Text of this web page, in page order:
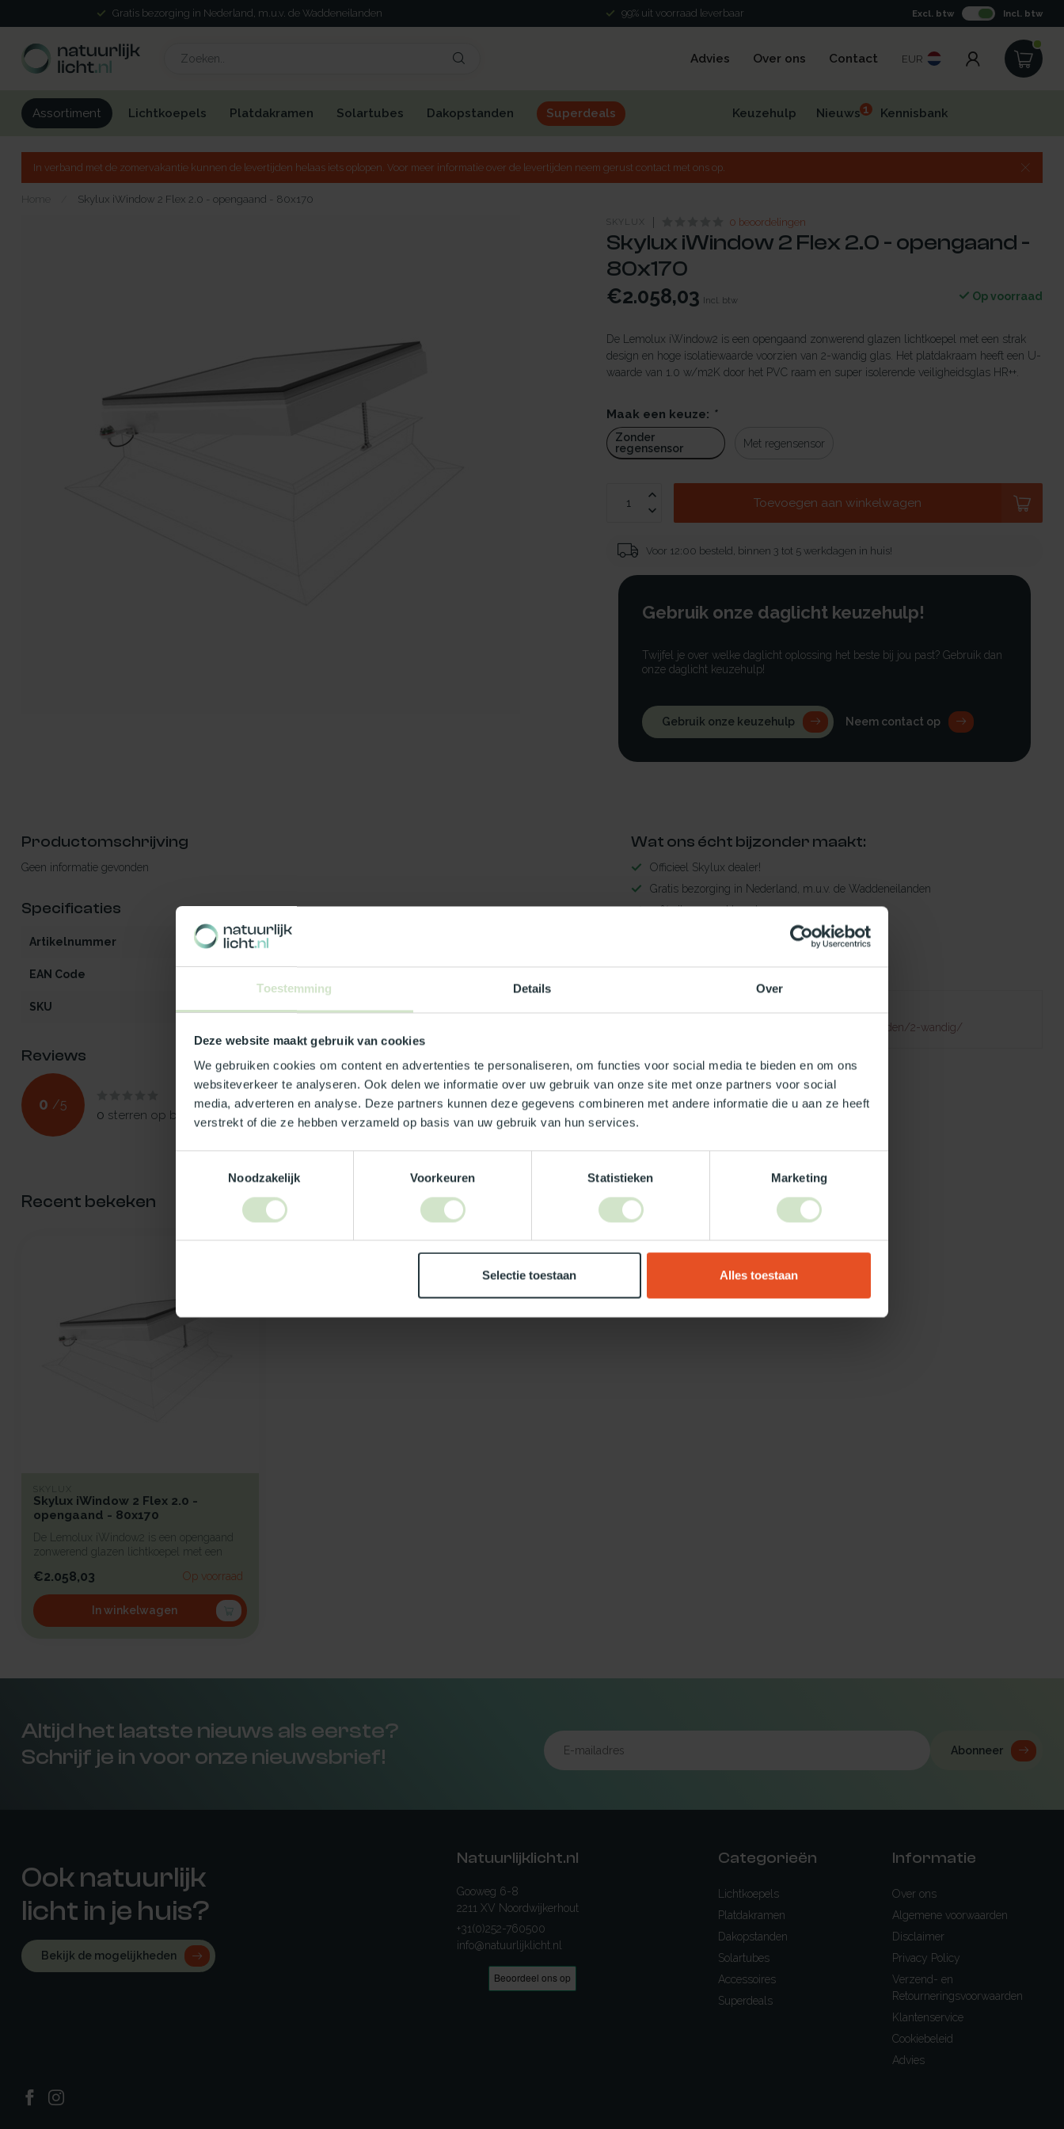
Toestemming Details Over
Deze website maakt gebruik van cookies
We gebruiken cookies om content en advertenties te personaliseren, om functies voor social media te bieden en om ons
websiteverkeer te analyseren. Ook delen we informatie over uw gebruik van onze site met onze partners voor social
media, adverteren en analyse. Deze partners kunnen deze gegevens combineren met andere informatie die u aan ze heeft
verstrekt of die ze hebben verzameld op basis van uw gebruik van hun services.
Noodzakelijk
Voorkeuren Statistieken Marketing
Selectie toestaan Alles toestaan
Gratis bezorging in Nederland, m.u.v. de Waddeneilanden 99% uit voorraad leverbaar Excl. btw Incl. btw
Advies Over ons Contact EUR
Assortiment Lichtkoepels Platdakramen Solartubes Dakopstanden Superdeals Keuzehulp Nieuws1 Kennisbank
In verband met de zomervakantie kunnen de levertijden helaas iets oplopen. Voor meer informatie over de levertijden neem gerust contact met ons op.
Home Skylux iWindow 2 Flex 2.0 - opengaand - 80x170
SKYLUX 0 beoordelingen
Skylux iWindow 2 Flex 2.0 - opengaand -
80x170
€2.058,03 Incl. btw Op voorraad
De Lemolux iWindow2 is een opengaand zonwerend glazen lichtkoepel met een strak
design en hoge isolatiewaarde voorzien van 2-wandig glas. Het platdakraam heeft een U-
waarde van 1.0 w/m2K door het PVC raam en super isolerende veiligheidsglas HR++.
Maak een keuze: *
Zonder
regensensor
Met regensensor
Toevoegen aan winkelwagen
Voor 12:00 besteld, binnen 3 tot 5 werkdagen in huis!
Gebruik onze daglicht keuzehulp!
Twijfel je over welke daglicht oplossing het beste bij jou past? Gebruik dan
onze daglicht keuzehulp!
Gebruik onze keuzehulp Neem contact op
Productomschrijving
Geen informatie gevonden
Specificaties
Artikelnummer
EAN Code
SKU
Reviews
0 /5
0 sterren op basis van beoordelingen
Je beoordeling toevoegen
Wat ons écht bijzonder maakt:
Officieel Skylux dealer!
Gratis bezorging in Nederland, m.u.v. de Waddeneilanden
99% uit voorraad leverbaar
Maak jouw bestelling compleet!
https://www.natuurlijklicht.nl/platdakramen/wanden/2-wandig/
Recent bekeken
SKYLUX
Skylux iWindow 2 Flex 2.0 -
opengaand - 80x170
De Lemolux iWindow2 is een opengaand
zonwerend glazen lichtkoepel met een
€2.058,03 Op voorraad
In winkelwagen
Altijd het laatste nieuws als eerste?
Schrijf je in voor onze nieuwsbrief!
Abonneer
Ook natuurlijk
licht in je huis?
Bekijk de mogelijkheden
Natuurlijklicht.nl
Gooweg 6-8
2211 XV Noordwijkerhout
+31(0)252-760500
info@natuurlijklicht.nl
Categorieën
Lichtkoepels
Platdakramen
Dakopstanden
Solartubes
Accessoires
Superdeals
Informatie
Over ons
Algemene voorwaarden
Disclaimer
Privacy Policy
Verzend- en
Retourneringsvoorwaarden
Klantenservice
Cookiebeleid
Advies